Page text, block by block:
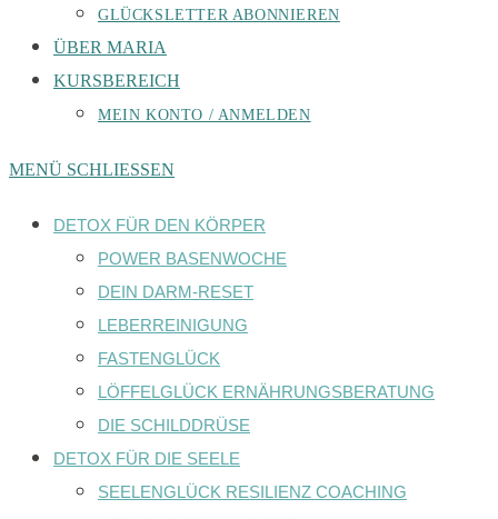
GLÜCKSLETTER ABONNIEREN
ÜBER MARIA
KURSBEREICH
MEIN KONTO / ANMELDEN
MENÜ SCHLIESSEN
DETOX FÜR DEN KÖRPER
POWER BASENWOCHE
DEIN DARM-RESET
LEBERREINIGUNG
FASTENGLÜCK
LÖFFELGLÜCK ERNÄHRUNGSBERATUNG
DIE SCHILDDRÜSE
DETOX FÜR DIE SEELE
SEELENGLÜCK RESILIENZ COACHING